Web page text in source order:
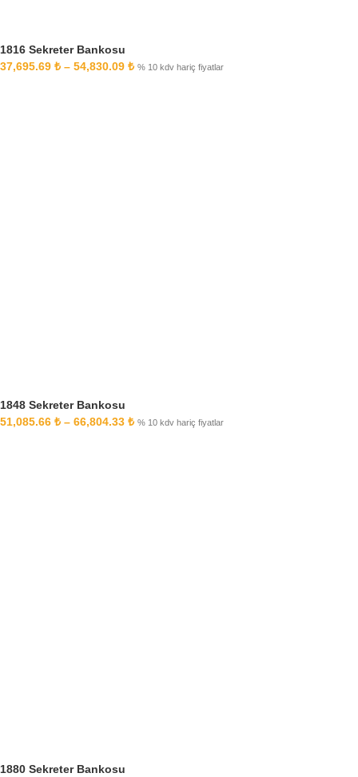
1816 Sekreter Bankosu
37,695.69 ₺ – 54,830.09 ₺ % 10 kdv hariç fiyatlar
1848 Sekreter Bankosu
51,085.66 ₺ – 66,804.33 ₺ % 10 kdv hariç fiyatlar
1880 Sekreter Bankosu